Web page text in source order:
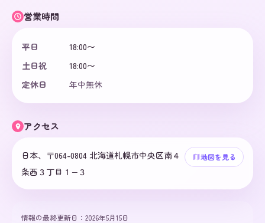
営業時間
平日
18:00〜
土日祝
18:00〜
定休日
年中無休
アクセス
日本、〒064-0804 北海道札幌市中央区南４
条西３丁目１−３
地図を見る
情報の最終更新日： 2026年5月15日